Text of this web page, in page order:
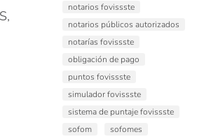
notarios fovissste
notarios públicos autorizados
notarías fovissste
obligación de pago
puntos fovissste
simulador fovissste
sistema de puntaje fovissste
sofom
sofomes